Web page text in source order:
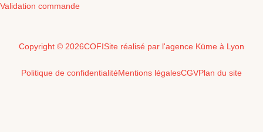
Validation commande
Copyright © 2026COFISite réalisé par l'agence Küme à Lyon
Politique de confidentialitéMentions légalesCGVPlan du site